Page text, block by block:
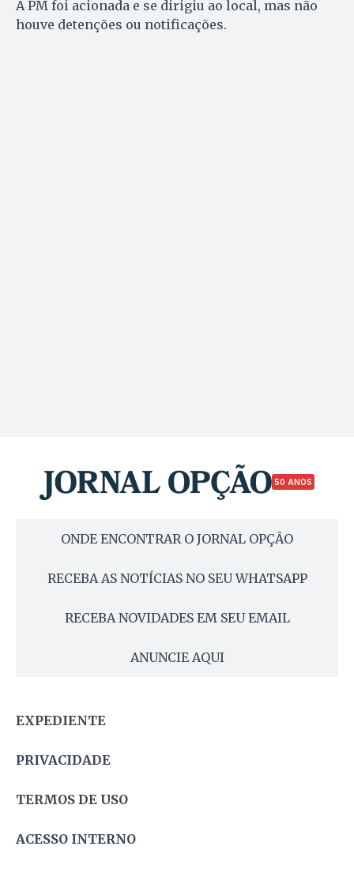
A PM foi acionada e se dirigiu ao local, mas não
houve detenções ou notificações.
50 ANOS
ONDE ENCONTRAR O JORNAL OPÇÃO
RECEBA AS NOTÍCIAS NO SEU WHATSAPP
RECEBA NOVIDADES EM SEU EMAIL
ANUNCIE AQUI
EXPEDIENTE
PRIVACIDADE
TERMOS DE USO
ACESSO INTERNO